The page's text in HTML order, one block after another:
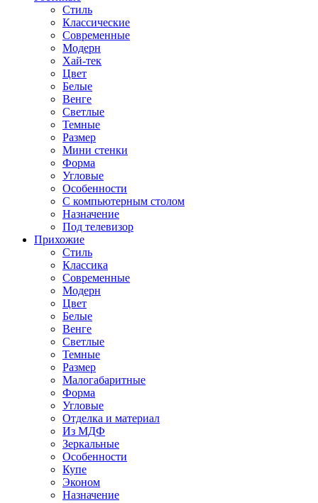
Стиль
Классические
Современные
Модерн
Хай-тек
Цвет
Белые
Венге
Светлые
Темные
Размер
Мини стенки
Форма
Угловые
Особенности
С компьютерным столом
Назначение
Под телевизор
Прихожие
Стиль
Классика
Современные
Модерн
Цвет
Белые
Венге
Светлые
Темные
Размер
Малогабаритные
Форма
Угловые
Отделка и материал
Из МДФ
Зеркальные
Особенности
Купе
Эконом
Назначение